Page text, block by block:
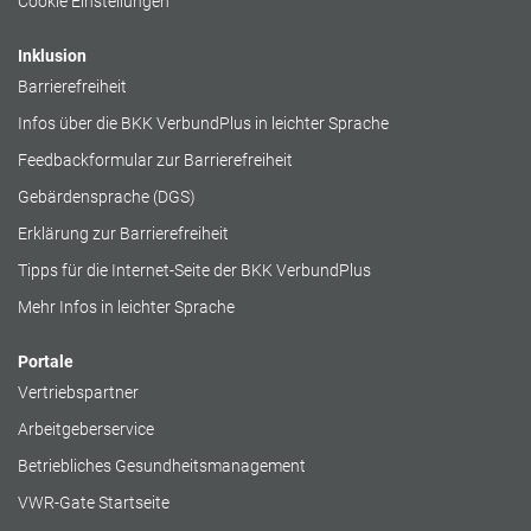
Inklusion
Barrierefreiheit
Infos über die BKK VerbundPlus in leichter Sprache
Feedbackformular zur Barrierefreiheit
Gebärdensprache (DGS)
Erklärung zur Barrierefreiheit
Tipps für die Internet-Seite der BKK VerbundPlus
Mehr Infos in leichter Sprache
Portale
Vertriebspartner
Arbeitgeberservice
Betriebliches Gesundheitsmanagement
VWR-Gate Startseite